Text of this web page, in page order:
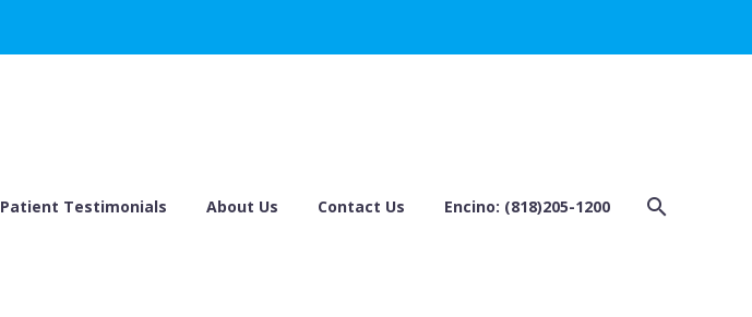
Patient Testimonials About Us Contact Us Encino: (818)205-1200